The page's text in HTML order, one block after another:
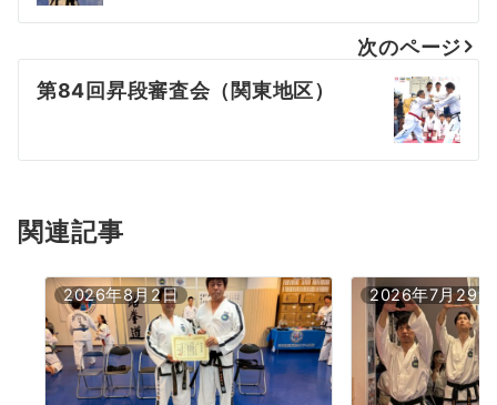
ナ
ビ
ゲ
ョ
ン
次のページ
第84回昇段審査会（関東地区）
関連記事
2026年8月2日 2026年7月29日